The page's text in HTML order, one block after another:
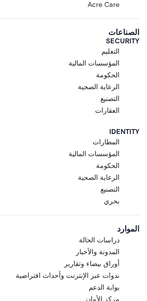
Acre Care
الصناعات
SECURITY
التعليم
المؤسسات المالية
الحكومة
الرعاية الصحية
التصنيع
العقارات
IDENTITY
المطارات
المؤسسات المالية
الحكومة
الرعاية الصحية
التصنيع
بحري
الموارد
دراسات الحالة
المدونة والأخبار
أوراق بيضاء وتقارير
ندوات عبر الإنترنت وأحداث افتراضية
بوابة الدعم